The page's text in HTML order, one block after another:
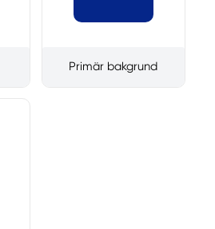
Primär bakgrund